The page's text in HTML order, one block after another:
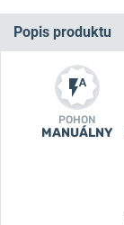
Popis produktu
POHON
MANUÁLNY